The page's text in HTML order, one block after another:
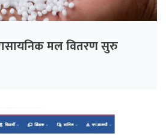
मल वितरण सुरु